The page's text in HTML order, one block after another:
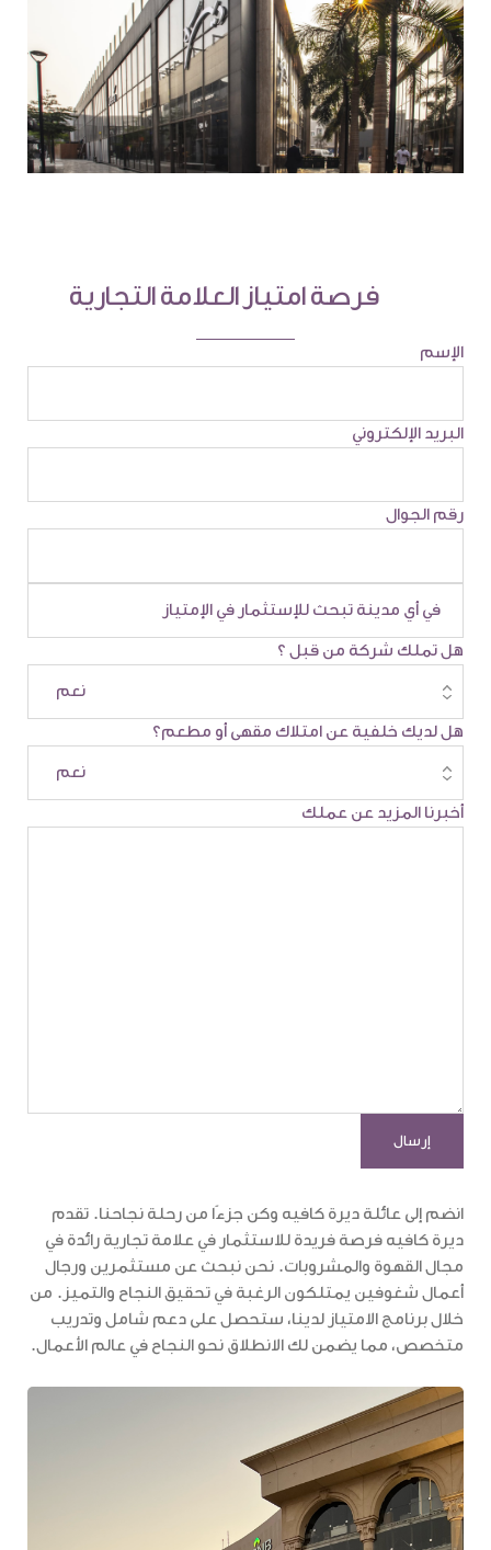
فرصة امتياز العلامة التجارية
الإسم
البريد الإلكتروني
رقم الجوال
هل تملك شركة من قبل ؟
هل لديك خلفية عن امتلاك مقهى أو مطعم؟
أخبرنا المزيد عن عملك
انضم إلى عائلة ديرة كافيه وكن جزءًا من رحلة نجاحنا. تقدم
ديرة كافيه فرصة فريدة للاستثمار في علامة تجارية رائدة في
مجال القهوة والمشروبات. نحن نبحث عن مستثمرين ورجال
أعمال شغوفين يمتلكون الرغبة في تحقيق النجاح والتميز. من
خلال برنامج الامتياز لدينا، ستحصل على دعم شامل وتدريب
متخصص، مما يضمن لك الانطلاق نحو النجاح في عالم الأعمال.